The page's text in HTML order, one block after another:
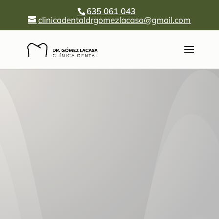
635 061 043
clinicadentaldrgomezlacasa@gmail.com